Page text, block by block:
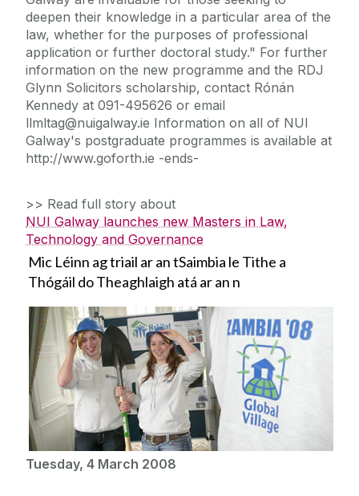
deepen their knowledge in a particular area of the
law, whether for the purposes of professional
application or further doctoral study." For further
information on the new programme and the RDJ
Glynn Solicitors scholarship, contact Rónán
Kennedy at 091-495626 or email
llmltag@nuigalway.ie Information on all of NUI
Galway's postgraduate programmes is available at
http://www.goforth.ie -ends-
>> Read full story about
NUI Galway launches new Masters in Law,
Technology and Governance
Mic Léinn ag triail ar an tSaimbia le Tithe a
Thógáil do Theaghlaigh atá ar an n
Tuesday, 4 March 2008